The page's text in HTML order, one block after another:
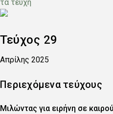
τα τεύχη
Εξώφυλλο
Τεύχος 29
Ημερομηνία
Απρίλης 2025
Περιεχόμενα τεύχους
Μιλώντας για ειρήνη σε